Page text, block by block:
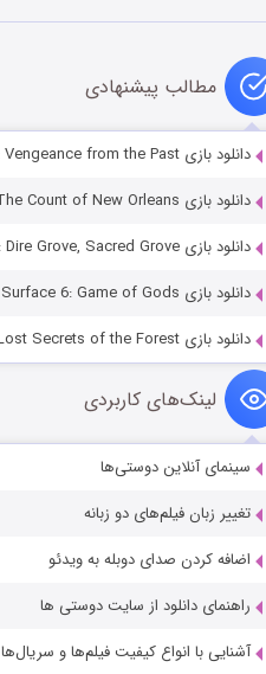
مطالب پیشنهادی
دانلود بازی Detectives United 8: Vengeance from the Past
دانلود بازی Vampire Legends 3: The Count of New Orleans
دانلود بازی Mystery Case Files 11: Dire Grove, Sacred Grove
دانلود بازی Surface 6: Game of Gods
دانلود بازی Edge of Reality 8: Lost Secrets of the Forest
لینک‌های کاربردی
سینمای آنلاین دوستی‌ها
تغییر زبان فیلم‌های دو زبانه
اضافه کردن صدای دوبله به ویدئو
راهنمای دانلود از سایت دوستی ها
آشنایی با انواع کیفیت فیلم‌ها و سریال‌ها